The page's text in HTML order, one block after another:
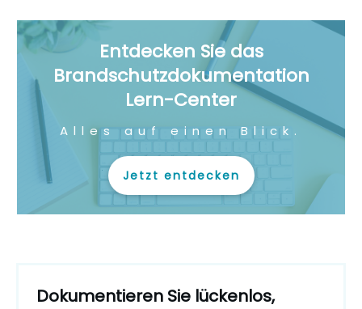
Entdecken Sie das
Brandschutzdokumentation
Lern-Center
Alles auf einen Blick.
Jetzt entdecken
Dokumentieren Sie lückenlos,